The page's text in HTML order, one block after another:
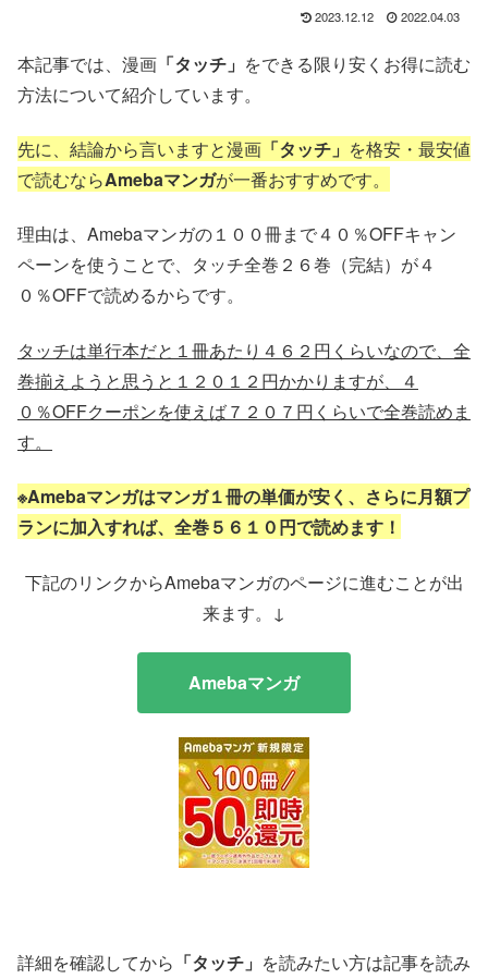
2023.12.12 2022.04.03
本記事では、漫画 「タッチ」 をできる限り安くお得に読む
方法について紹介しています。
先に、結論から言いますと漫画 「タッチ」 を格安・最安値
で読むならAmebaマンガが一番おすすめです。
理由は、Amebaマンガの１００冊まで４０％OFFキャン
ペーンを使うことで、タッチ全巻２６巻（完結）が４
０％OFFで読めるからです。
タッチは単行本だと１冊あたり４６２円くらいなので、全
巻揃えようと思うと１２０１２円かかりますが、４
０％OFFクーポンを使えば７２０７円くらいで全巻読めま
す。
※Amebaマンガはマンガ１冊の単価が安く、さらに月額プ
ランに加入すれば、全巻５６１０円で読めます！
下記のリンクからAmebaマンガのページに進むことが出
来ます。↓
Amebaマンガ
詳細を確認してから 「タッチ」 を読みたい方は記事を読み